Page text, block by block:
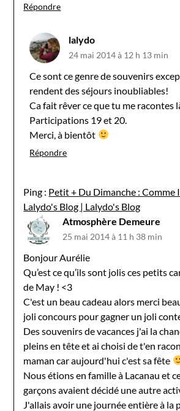
Répondre
lalydo
24 mai 2014 à 12 h 13 min
Ce sont ce genre de souvenirs
rendent des séjours inoubliables!
Ca fait rêver ce que tu me racontes
Participations 19 et 20.
Merci, à bientôt
Répondre
Ping : Petit + Du Dimanche : Comme
Lalydo's Blog | Lalydo's Blog
Atmosphère Demeure
25 mai 2014 à 11 h 38 min
Bonjour Aurélie
Qu’est ce qu’ils sont jolis ces petits
de May ! <3
C'est un beau cadeau alors merci
joli concours pour gagner un joli
Des souvenirs de vacances j'ai la
pleins en tête et ai choisi de t'en
maman car aujourd'hui c'est sa fête
Nous étions en famille à Lacanau et
garçons avaient décidé une autre
J'allais avoir une journée entière à la